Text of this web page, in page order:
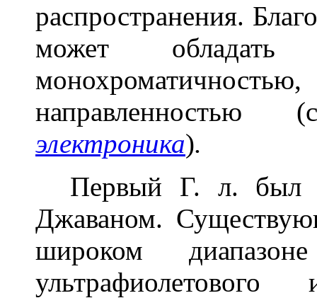
распространения.
может обладать
электроника).
Первый Г. л.
Джаваном.
широком